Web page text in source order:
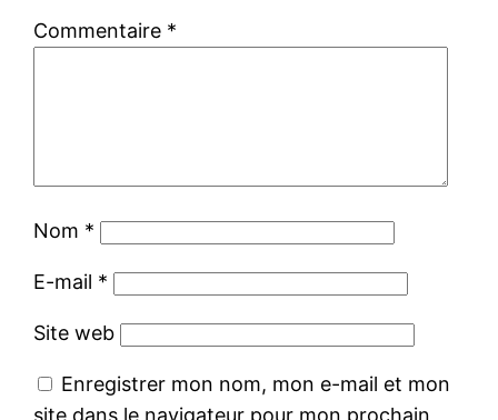
Commentaire *
Nom *
E-mail *
Site web
Enregistrer mon nom, mon e-mail et mon
site dans le navigateur pour mon prochain